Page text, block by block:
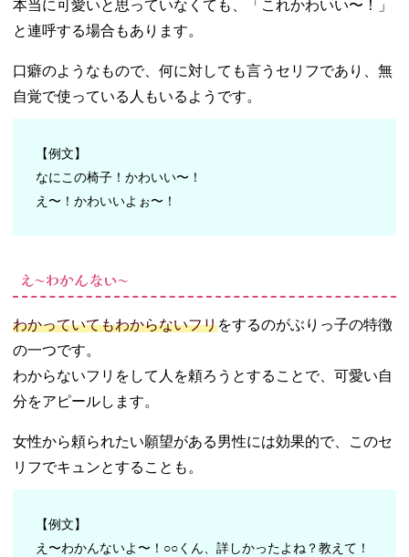
本当に可愛いと思っていなくても、「これかわいい〜！」
と連呼する場合もあります。
口癖のようなもので、何に対しても言うセリフであり、無
自覚で使っている人もいるようです。
【例文】
なにこの椅子！かわいい〜！
え〜！かわいいよぉ〜！
え〜わかんない〜
わかっていてもわからないフリをするのがぶりっ子の特徴
の一つです。
わからないフリをして人を頼ろうとすることで、可愛い自
分をアピールします。
女性から頼られたい願望がある男性には効果的で、このセ
リフでキュンとすることも。
【例文】
え〜わかんないよ〜！○○くん、詳しかったよね？教えて！